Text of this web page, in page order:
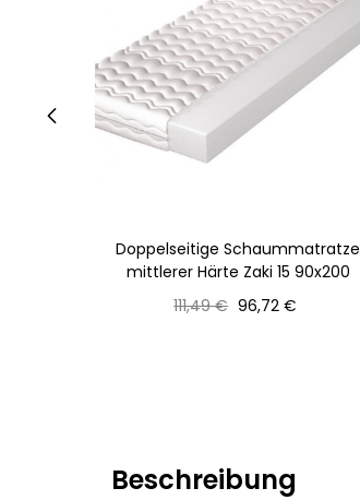
Doppelseitige Schaummatratze
mittlerer Härte Zaki 15 90x200
Normaler
111,49 € Preis
96,72 €
Beschreibung